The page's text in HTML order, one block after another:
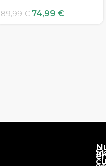
89,99€ 74,99 €